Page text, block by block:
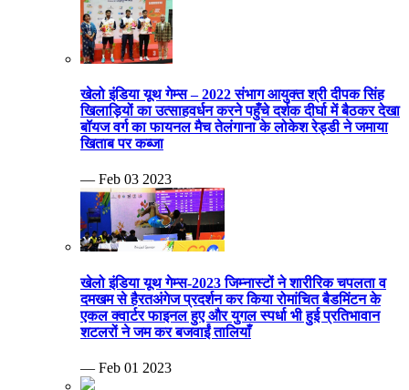
खेलो इंडिया यूथ गेम्स – 2022 संभाग आयुक्त श्री दीपक सिंह
खिलाड़ियों का उत्साहवर्धन करने पहुँचे दर्शक दीर्घा में बैठकर देखा
बॉयज वर्ग का फायनल मैच तेलंगाना के लोकेश रेड्डी ने जमाया
खिताब पर कब्जा
— Feb 03 2023
खेलो इंडिया यूथ गेम्स-2023 जिम्नास्टों ने शारीरिक चपलता व
दमखम से हैरतअंगेज प्रदर्शन कर किया रोमांचित बैडमिंटन के
एकल क्वार्टर फाइनल हुए और युगल स्पर्धा भी हुई प्रतिभावान
शटलरों ने जम कर बजवाईं तालियाँ
— Feb 01 2023